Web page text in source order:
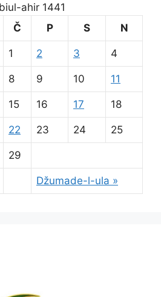
ahir 1441
Č P S N
Džumade-l-ula »
1 2 3 4
8 9 10 11
15 16 17 18
22 23 24 25
29